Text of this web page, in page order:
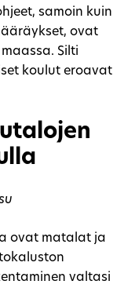
samoin kuin
ovat
Silti
koulut eroavat
ovat matalat ja
valtasi